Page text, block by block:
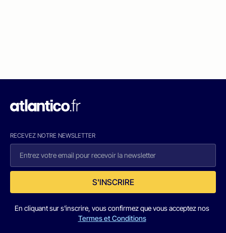
RECEVEZ NOTRE NEWSLETTER
S'INSCRIRE
En cliquant sur s'inscrire, vous confirmez que vous acceptez nos
Termes et Conditions